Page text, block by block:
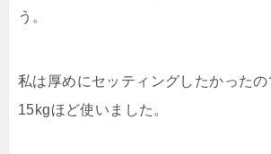
う。
私は厚めにセッティングしたかった
15kgほど使いました。